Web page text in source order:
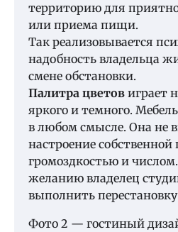
территорию для
или приема пищи.
Так реализовывается
надобность владельца
смене обстановки.
Палитра цветов играет
яркого и темного.
в любом смысле. Она не
настроение
громоздкостью и
желанию владелец
выполнить
Фото 2 — гостиный